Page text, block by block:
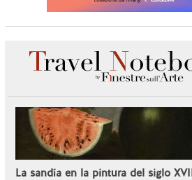
La sandía en la pintura del siglo